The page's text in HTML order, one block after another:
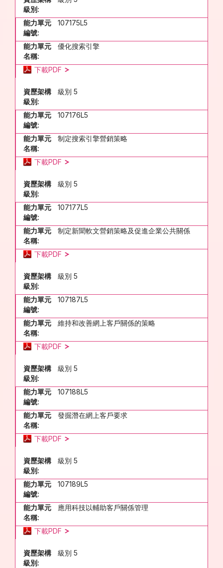
級別:
能力單元
編號:
107175L5
能力單元
名稱:
優化搜索引擎
下載PDF
資歷架構
級別:
級別 5
能力單元
編號:
107176L5
能力單元
名稱:
制定搜索引擎營銷策略
下載PDF
資歷架構
級別:
級別 5
能力單元
編號:
107177L5
能力單元
名稱:
制定新聞軟文營銷策略及促進企業公共關係
下載PDF
資歷架構
級別:
級別 5
能力單元
編號:
107187L5
能力單元
名稱:
維持和改善網上客戶關係的策略
下載PDF
資歷架構
級別:
級別 5
能力單元
編號:
107188L5
能力單元
名稱:
發掘潛在網上客戶要求
下載PDF
資歷架構
級別:
級別 5
能力單元
編號:
107189L5
能力單元
名稱:
應用科技以輔助客戶關係管理
下載PDF
資歷架構
級別:
級別 5